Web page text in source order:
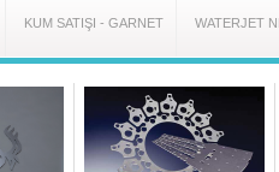
KUM SATIŞI - GARNET WATERJET